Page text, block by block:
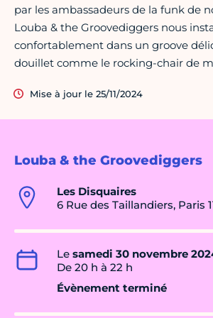
Louba & the Groovediggers
Les Disquaires
6 Rue des Taillandiers, Paris
Le samedi 30 novembre
De 20 h à 22 h
Évènement terminé
par les ambassadeurs de la funk de
Louba & the Groovediggers nous
confortablement dans un groove
douillet comme le rocking-chair de
Mise à jour le 25/11/2024